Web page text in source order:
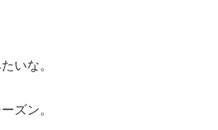
いな。
ズン。